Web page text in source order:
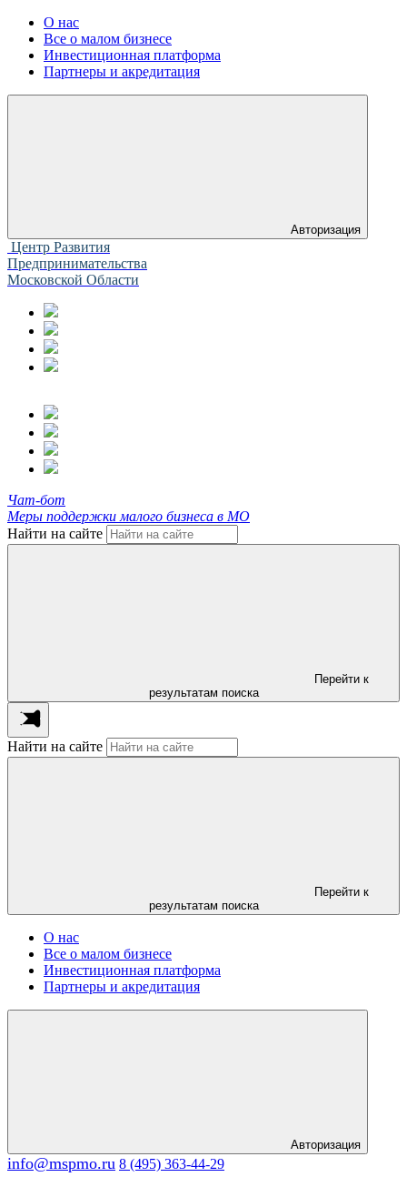
О нас
Все о малом бизнесе
Инвестиционная платформа
Партнеры и акредитация
Авторизация
Центр Развития
Предпринимательства
Московской Области
Чат-бот
Меры поддержки малого бизнеса в МО
Найти на сайте
Перейти к
результатам поиска
Найти на сайте
Перейти к
результатам поиска
О нас
Все о малом бизнесе
Инвестиционная платформа
Партнеры и акредитация
Авторизация
info@mspmo.ru 8 (495) 363-44-29